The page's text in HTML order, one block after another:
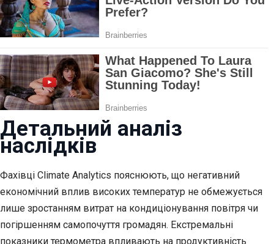
Детальний аналіз
наслідків
Фахівці Climate Analytics пояснюють, що негативний
економічний вплив високих температур не обмежується
лише зростанням витрат на кондиціонування повітря чи
погіршенням самопочуття громадян. Екстремальні
показники термометра впливають на продуктивність